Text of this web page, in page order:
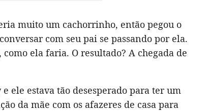
muito um cachorrinho, então pegou o
com seu pai se passando por ela.
ela faria. O resultado? A chegada de
ele estava tão desesperado para ter um
da mãe com os afazeres de casa para